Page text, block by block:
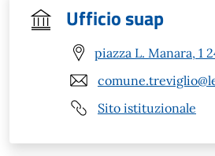
Ufficio suap
piazza L. Manara, 1
Sito istituzionale